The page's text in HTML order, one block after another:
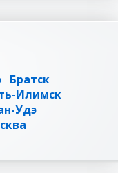
Братск
Илимск
Удэ